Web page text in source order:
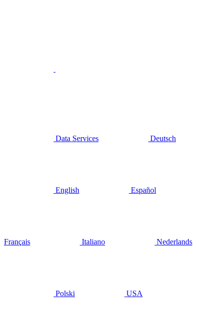
Data Services Deutsch
English Español
Français Italiano Nederlands
Polski USA